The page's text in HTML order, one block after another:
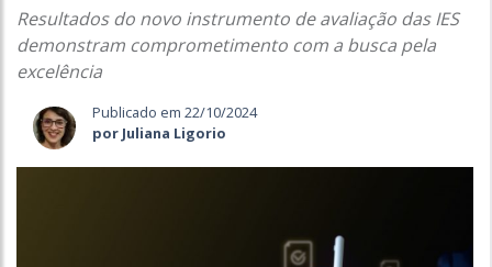
Resultados do novo instrumento de avaliação das IES
demonstram comprometimento com a busca pela
excelência
Publicado em 22/10/2024
por Juliana Ligorio